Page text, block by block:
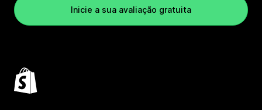
Inicie a sua avaliação gratuita